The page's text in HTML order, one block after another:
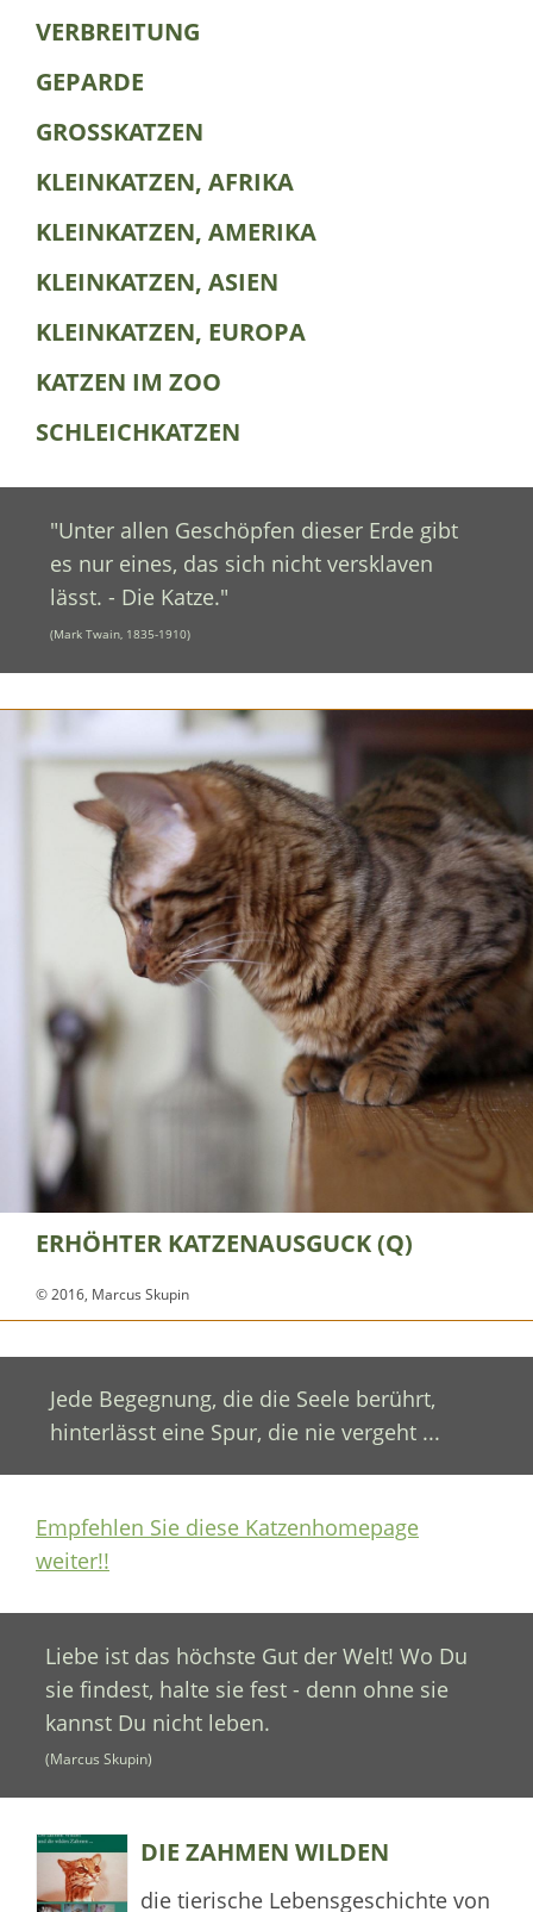
VERBREITUNG
GEPARDE
GROSSKATZEN
KLEINKATZEN, AFRIKA
KLEINKATZEN, AMERIKA
KLEINKATZEN, ASIEN
KLEINKATZEN, EUROPA
KATZEN IM ZOO
SCHLEICHKATZEN
"Unter allen Geschöpfen dieser Erde gibt
es nur eines, das sich nicht versklaven
lässt. - Die Katze."
(Mark Twain, 1835-1910)
ERHÖHTER KATZENAUSGUCK (Q)
© 2016, Marcus Skupin
Jede Begegnung, die die Seele berührt,
hinterlässt eine Spur, die nie vergeht ...
Empfehlen Sie diese Katzenhomepage
weiter!!
Liebe ist das höchste Gut der Welt! Wo Du
sie findest, halte sie fest - denn ohne sie
kannst Du nicht leben.
(Marcus Skupin)
DIE ZAHMEN WILDEN
die tierische Lebensgeschichte von